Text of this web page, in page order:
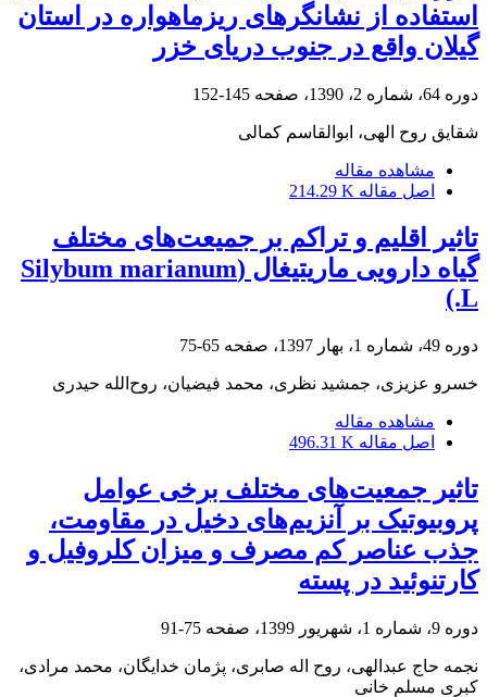
استفاده از نشانگرهای ریزماهواره در استان
گیلان واقع در جنوب دریای خزر
دوره 64، شماره 2، 1390، صفحه 145-152
شقایق روح الهی، ابوالقاسم کمالی
مشاهده مقاله
اصل مقاله 214.29 K
تاثیر اقلیم و تراکم بر جمیعت‌های مختلف
گیاه دارویی ماریتیغال (Silybum marianum
L.)
دوره 49، شماره 1، بهار 1397، صفحه 65-75
خسرو عزیزی، جمشید نظری، محمد فیضیان، روح‌الله حیدری
مشاهده مقاله
اصل مقاله 496.31 K
تاثیر جمعیت‌های مختلف برخی عوامل
پروبیوتیک بر آنزیم‌های دخیل در مقاومت،
جذب عناصر کم مصرف و میزان کلروفیل و
کارتنوئید در پسته
دوره 9، شماره 1، شهریور 1399، صفحه 75-91
نجمه حاج عبدالهی، روح اله صابری، پژمان خدایگان، محمد مرادی،
کبری مسلم خانی